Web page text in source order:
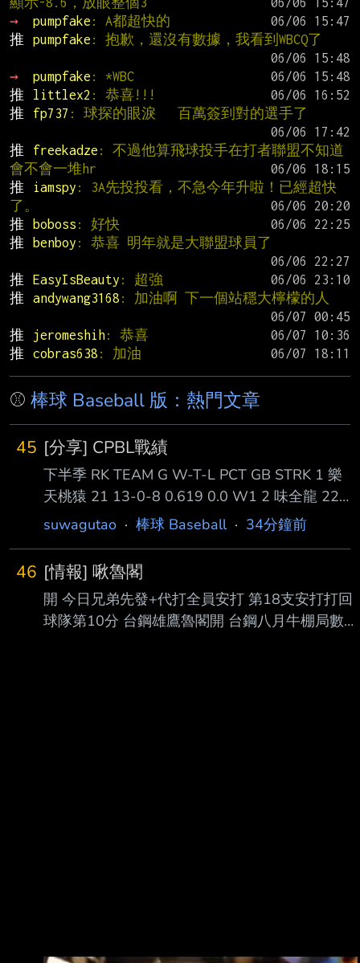
→
pumpfake : A都超快的
推
pumpfake : 抱歉，還沒有數據，我看到WBCQ了
→
pumpfake : *WBC
推
littlex2 : 恭喜!!!
推
fp737 : 球探的眼淚   百萬簽到對的選手了
推
freekadze : 不過他算飛球投手在打者聯盟不知道
會不會一堆hr
推
iamspy : 3A先投投看，不急今年升啦！已經超快
了。
推
boboss : 好快
推
benboy : 恭喜 明年就是大聯盟球員了
推
EasyIsBeauty : 超強
推
andywang3168 : 加油啊 下一個站穩大檸檬的人
推
jeromeshih: 恭喜
推
cobras638 : 加油
⚾ 棒球 Baseball 版：熱門文章
45 [分享] CPBL戰績
下半季 RK TEAM G W-T-L PCT GB STRK 1 樂
天桃猿 21 13-0-8 0.619 0.0 W1 2 味全龍 22
12-0-10 0.545 1.5 L2 4 中信兄弟 23 11-0-12
5.0 L1 G253 中信兄弟 10:2 台鋼雄鷹 G254 味
全龍vs樂天桃猿 延至補賽周原場地補賽 G255
統一獅vs富邦悍將 延至補賽周原場地補賽 全年
度 RK TEAM G W-T-L PCT GB 1 味
suwagutao · 棒球 Baseball· 34分鐘前
46 [情報] 啾魯閣
開 今日兄弟先發+代打全員安打 第18支安打打回
球隊第10分 台鋼雄鷹魯閣開 台鋼八月牛棚局數第